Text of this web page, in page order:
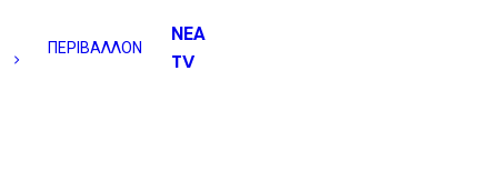
ΠΕΡΙΒΑΛΛΟΝ
ΝΕΑ
TV